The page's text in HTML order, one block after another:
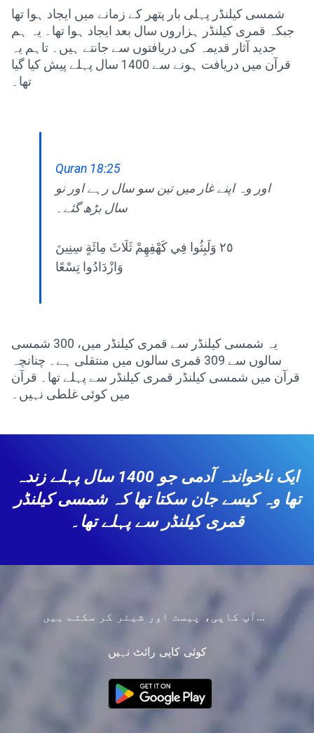
شمسی کیلنڈر پہلی بار پتھر کے زمانے میں ایجاد ہوا تھا
جبکہ قمری کیلنڈر ہزاروں سال بعد ایجاد ہوا تھا۔ یہ ہم
جدید آثار قدیمہ کی دریافتوں سے جانتے ہیں۔ تاہم یہ
قرآن میں دریافت ہونے سے 1400 سال پہلے پیش کیا گیا
تھا۔
Quran 18:25
اور وہ اپنے غار میں تین سو سال رہے اور نو
سال بڑھ گئے۔
٢٥ وَلَبِثُوا فِي كَهْفِهِمْ ثَلَاثَ مِائَةٍ سِنِينَ
وَازْدَادُوا تِسْعًا
یہ شمسی کیلنڈر سے قمری کیلنڈر میں، 300 شمسی
سالوں سے 309 قمری سالوں میں منتقلی ہے۔ چنانچہ
قرآن میں شمسی کیلنڈر قمری کیلنڈر سے پہلے تھا۔ قرآن
میں کوئی غلطی نہیں۔
ایک ناخواندہ آدمی جو 1400 سال پہلے زندہ
تھا وہ کیسے جان سکتا تھا کہ شمسی کیلنڈر
قمری کیلنڈر سے پہلے تھا۔
آپ کاپی، پیسٹ اور شیئر کر سکتے ہیں...
کوئی کاپی رائٹ نہیں